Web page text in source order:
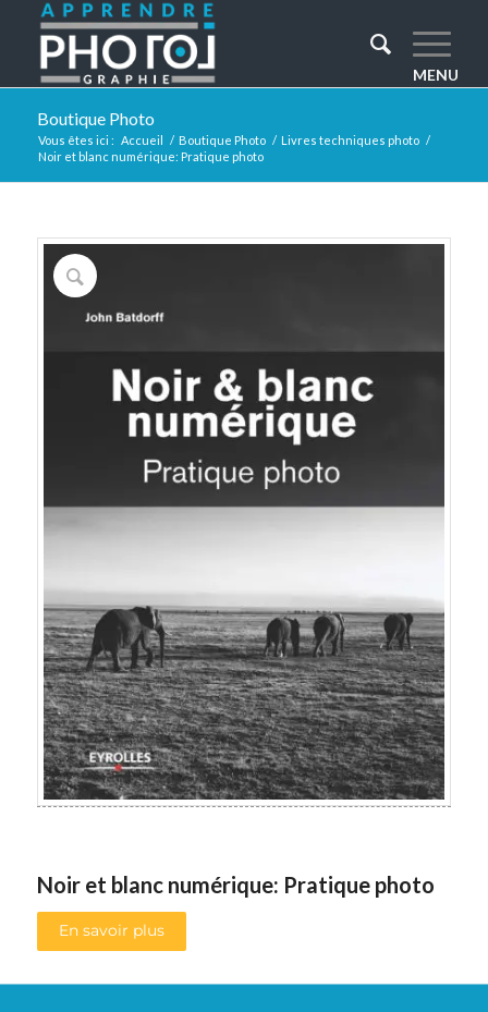
Boutique Photo
Vous êtes ici : Accueil / Boutique Photo / Livres techniques photo /
Noir et blanc numérique: Pratique photo
Noir et blanc numérique: Pratique photo
En savoir plus